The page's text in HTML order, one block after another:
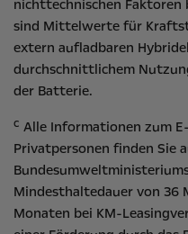
nichttechnischen
sind Mittelwerte für
extern aufladbaren
durchschnittlichem
der Batterie.
c Alle Informationen zum
Privatpersonen finden Sie
Mindesthaltedauer von 36
Monaten bei KM-